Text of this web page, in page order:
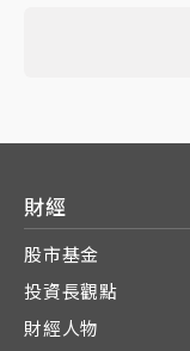
財經
股市基金
投資長觀點
財經人物